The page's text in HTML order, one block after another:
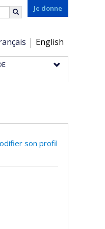
Je donne
English
son profil